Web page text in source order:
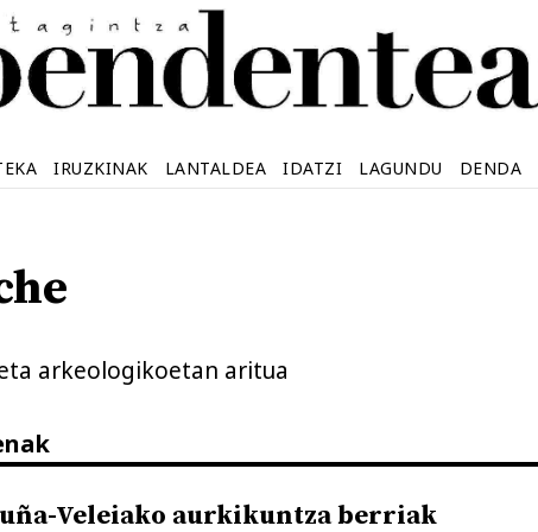
IRUZKINAK LANTALDEA IDATZI LAGUNDU DENDA
arkeologikoetan aritua
Veleiako aurkikuntza berriak